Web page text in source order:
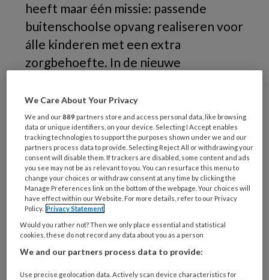
heeft maar één missie: passende
buitenschoolse opvang realiseren voor
álle kinderen met een extra
zorgbehoefte. In de nieuwe
'Het Kippenvelmoment', vertelt Anne-
Sophie waarom zij koos voor de naam
‘Vesper’.
Beluister hier de podcast!
Samen
We Care About Your Privacy
We and our889 partners store and access personal data, like browsing
data or unique identifiers, on your device. Selecting I Accept enables
tracking technologies to support the purposes shown under we and our
partners process data to provide. Selecting Reject All or withdrawing your
consent will disable them. If trackers are disabled, some content and ads
you see may not be as relevant to you. You can resurface this menu to
change your choices or withdraw consent at any time by clicking the
Manage Preferences link on the bottom of the webpage. Your choices will
have effect within our Website. For more details, refer to our Privacy
Policy. Privacy Statement
Would you rather not? Then we only place essential and statistical
cookies, these do not record any data about you as a person
We and our partners process data to provide:
Use precise geolocation data. Actively scan device characteristics for